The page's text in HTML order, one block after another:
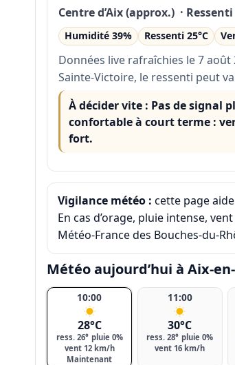
Centre d’Aix (approx.) ·
Humidité 39% Ressenti 25°C
Données live rafraîchies le 7
Sainte-Victoire, le ressenti peut
À décider vite : Pas de signal
confortable à court terme :
fort.
Vigilance météo : cette page
En cas d’orage, pluie intense,
Météo-France des Bouches-du-
Météo aujourd’hui à Aix-
10:00
28°C
ress. 26° pluie 0%
vent 12 km/h
Maintenant
11:00
30°C
ress. 28° pluie 0%
vent 16 km/h